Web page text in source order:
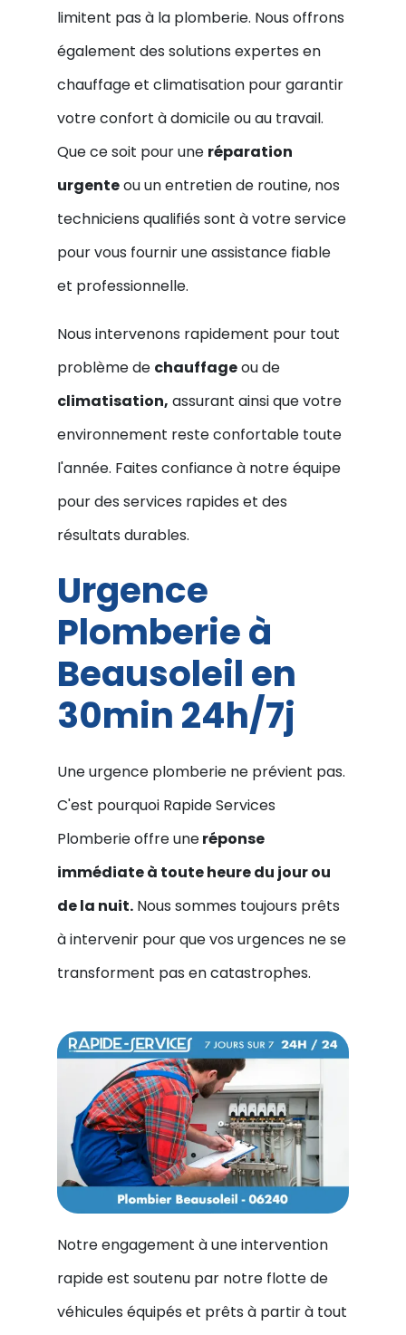
limitent pas à la plomberie. Nous offrons
également des solutions expertes en
chauffage et climatisation pour garantir
votre confort à domicile ou au travail.
Que ce soit pour une réparation
urgenteou un entretien de routine, nos
techniciens qualifiés sont à votre service
pour vous fournir une assistance fiable
et professionnelle.
Nous intervenons rapidement pour tout
problème de chauffageou de
climatisation, assurant ainsi que votre
environnement reste confortable toute
l'année. Faites confiance à notre équipe
pour des services rapides et des
résultats durables.
Urgence
Plomberie à
Beausoleil en
30min 24h/7j
Une urgence plomberie ne prévient pas.
C'est pourquoi Rapide Services
Plomberie offre uneréponse
immédiate à toute heure du jour ou
de la nuit. Nous sommes toujours prêts
à intervenir pour que vos urgences ne se
transforment pas en catastrophes.
Notre engagement à une intervention
rapide est soutenu par notre flotte de
véhicules équipés et prêts à partir à tout